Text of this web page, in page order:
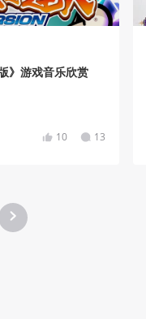
》游戏音乐欣赏
10 13